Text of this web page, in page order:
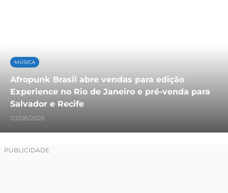
MÚSICA
Afropunk Brasil abre vendas para edição
Experience no Rio de Janeiro e pré-venda para
Salvador e Recife
03/08/2026